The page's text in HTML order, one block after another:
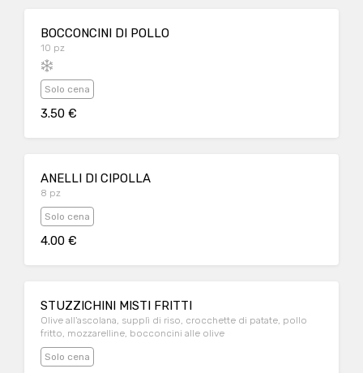
BOCCONCINI DI POLLO
10 pz
Solo cena
3.50 €
ANELLI DI CIPOLLA
8 pz
Solo cena
4.00 €
STUZZICHINI MISTI FRITTI
Olive all'ascolana, supplì di riso, crocchette di patate, pollo
fritto, mozzarelline, bocconcini alle olive
Solo cena